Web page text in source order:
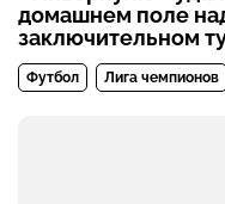
домашнем поле
заключительном
Футбол Лига чемпионов